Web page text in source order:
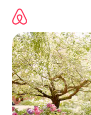
kwenda
kwenye
maudhui